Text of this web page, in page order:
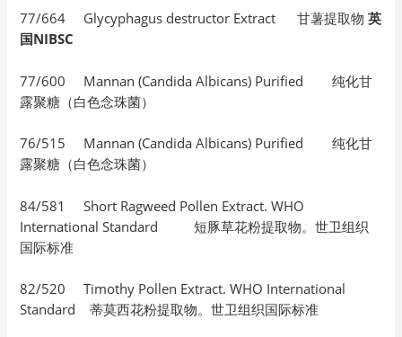
77/664 Glycyphagus destructor Extract 甘薯提取物英
国NIBSC
77/600 Mannan (Candida Albicans) Purified 纯化甘
露聚糖（白色念珠菌）
76/515 Mannan (Candida Albicans) Purified 纯化甘
露聚糖（白色念珠菌）
84/581 Short Ragweed Pollen Extract. WHO
International Standard 短豚草花粉提取物。世卫组织
国际标准
82/520 Timothy Pollen Extract. WHO International
Standard 蒂莫西花粉提取物。世卫组织国际标准